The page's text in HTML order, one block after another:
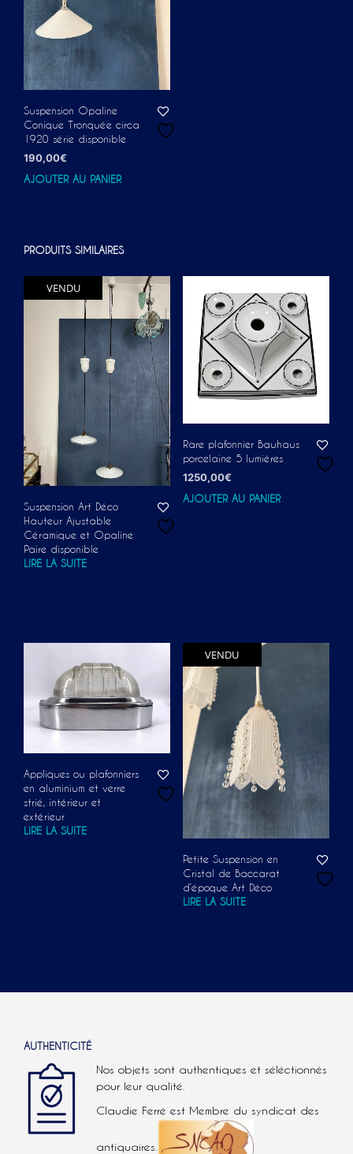
Suspension Opaline
Conique Tronquée circa
1920 série disponible
190,00€
AJOUTER AU PANIER
PRODUITS SIMILAIRES
VENDU
Suspension Art Déco
Hauteur Ajustable
Céramique et Opaline
Paire disponible
LIRE LA SUITE
Rare plafonnier Bauhaus
porcelaine 5 lumières
1250,00€
AJOUTER AU PANIER
Appliques ou plafonniers
en aluminium et verre
strié, intérieur et
extérieur
LIRE LA SUITE
VENDU
Petite Suspension en
Cristal de Baccarat
d’époque Art Déco
LIRE LA SUITE
AUTHENTICITÉ
Nos objets sont authentiques et séléctionnés
pour leur qualité.
Claudie Ferré est Membre du syndicat des
antiquaires.